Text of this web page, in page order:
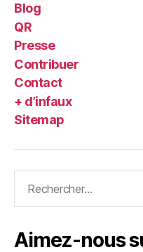
Blog
QR
Presse
Contribuer
Contact
+ d’infaux
Sitemap
Aimez-nous